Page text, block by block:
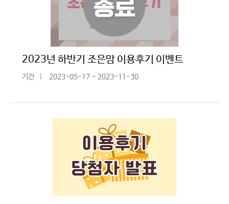
2023년 하반기 조은맘 이용후기 이벤트
기간 2023-05-17 ~ 2023-11-30